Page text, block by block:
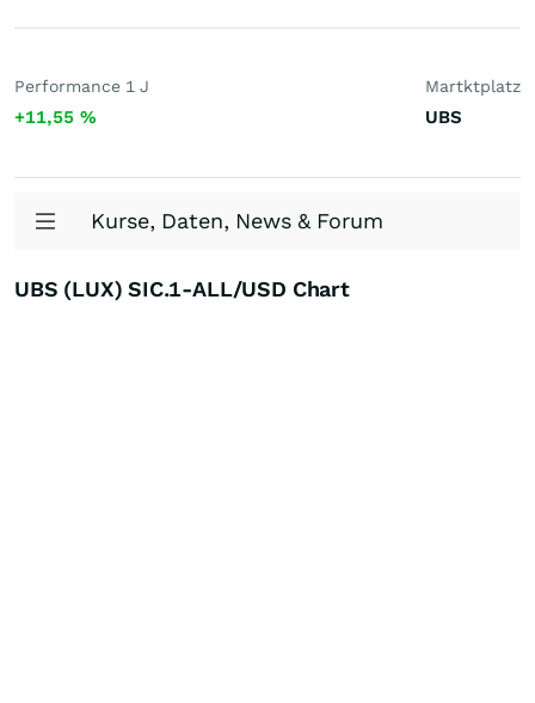
Performance 1 J
+11,55 %
Martktplatz
UBS
Kurse, Daten, News & Forum
UBS (LUX) SIC.1-ALL/USD Chart